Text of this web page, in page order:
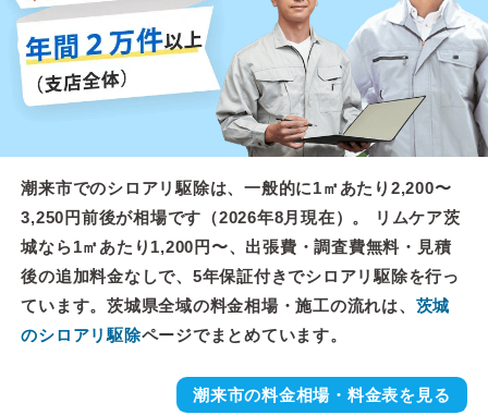
潮来市でのシロアリ駆除は、一般的に1㎡あたり2,200〜
3,250円前後が相場です（2026年8月現在）。 リムケア茨
城なら1㎡あたり1,200円〜、出張費・調査費無料・見積
後の追加料金なしで、5年保証付きでシロアリ駆除を行っ
ています。茨城県全域の料金相場・施工の流れは、 茨城
のシロアリ駆除ページでまとめています。
潮来市の料金相場・料金表を見る